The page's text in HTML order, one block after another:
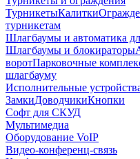
ТурникетыКалитки
турникетам
Шлагбаумы и автоматика
Шлагбаумы и блокираторы
воротПарковочные
шлагбауму
Исполнительные
ЗамкиДоводчикиКнопки
Софт для СКУД
Мультимедиа
Оборудование VoIP
Видео-конференц-связь